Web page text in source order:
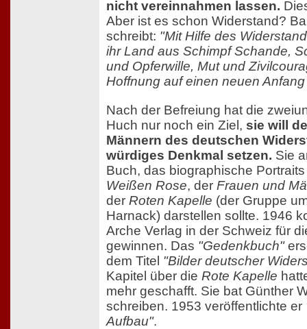
nicht vereinnahmen lassen.
Aber ist es schon Widerstand?
schreibt: "Mit Hilfe des
ihr Land aus Schimpf Schande,
und Opferwille, Mut und
Hoffnung auf einen neuen
Nach der Befreiung hat die
Huch nur noch ein Ziel, sie will
Männern des deutschen
würdiges Denkmal setzen. Sie
Buch, das biographische
Weißen Rose, der Frauen und
der Roten Kapelle (der Gruppe
Harnack) darstellen sollte. 1946
Arche Verlag in der Schweiz für
gewinnen. Das "Gedenkbuch"
dem Titel "Bilder deutscher
Kapitel über die Rote Kapelle
mehr geschafft. Sie bat Günther
schreiben. 1953 veröffentlichte er
Aufbau".